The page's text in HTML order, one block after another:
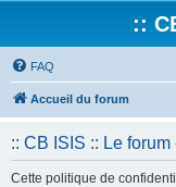
::
FAQ
Accueil du forum
:: CB ISIS :: Le
Cette politique de